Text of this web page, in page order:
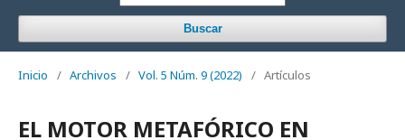
Buscar
Inicio / Archivos / Vol. 5 Núm. 9 (2022) / Artículos
EL MOTOR METAFÓRICO EN